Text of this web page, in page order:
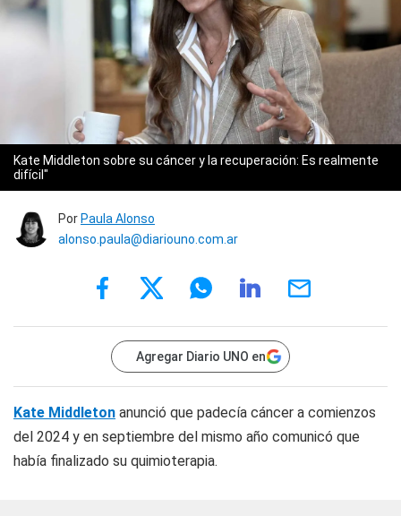
Kate Middleton sobre su cáncer y la recuperación: Es realmente
difícil"
Por Paula Alonso
alonso.paula@diariouno.com.ar
Agregar Diario UNO en
Kate Middleton anunció que padecía cáncer a comienzos
del 2024 y en septiembre del mismo año comunicó que
había finalizado su quimioterapia.